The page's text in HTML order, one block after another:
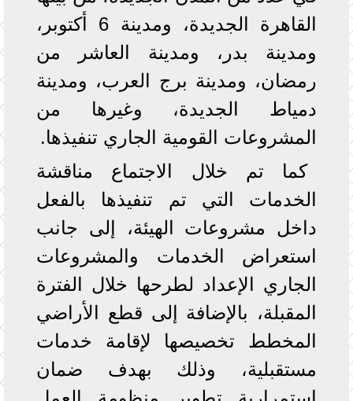
القاهرة الجديدة، ومدينة 6 أكتوبر،
ومدينة بدر، ومدينة العاشر من
رمضان، ومدينة برج العرب، ومدينة
دمياط الجديدة، وغيرها من
المشروعات القومية الجاري تنفيذها.
كما تم خلال الاجتماع مناقشة
الخدمات التي تم تنفيذها بالفعل
داخل مشروعات الهيئة، إلى جانب
استعراض الخدمات والمشروعات
الجاري الإعداد لطرحها خلال الفترة
المقبلة، بالإضافة إلى قطع الأراضي
المخطط تخصيصها لإقامة خدمات
مستقبلية، وذلك بهدف ضمان